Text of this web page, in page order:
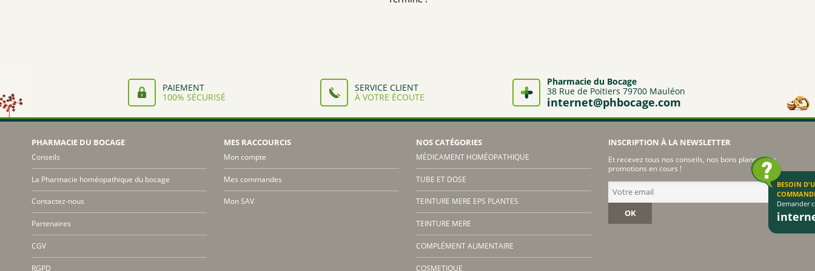
PAIEMENT
100% SÉCURISÉ
SERVICE CLIENT
À VOTRE ÉCOUTE
Pharmacie du Bocage
38 Rue de Poitiers 79700 Mauléon
internet@phbocage.com
PHARMACIE DU BOCAGE
Conseils
La Pharmacie homéopathique du bocage
Contactez-nous
Partenaires
CGV
RGPD
MES RACCOURCIS
Mon compte
Mes commandes
Mon SAV
NOS CATÉGORIES
MÉDICAMENT HOMÉOPATHIQUE
TUBE ET DOSE
TEINTURE MERE EPS PLANTES
TEINTURE MERE
COMPLÉMENT ALIMENTAIRE
COSMETIQUE
INSCRIPTION À LA NEWSLETTER
Et recevez tous nos conseils, nos bons plans et les
promotions en cours !
OK
BESOIN
Demander